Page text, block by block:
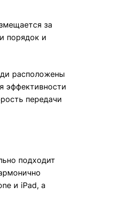
за
порядок и
расположены
эффективности
передачи
подходит
и iPad, а